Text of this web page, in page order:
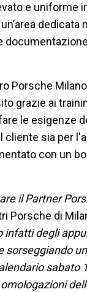
e
Porsche
grazie ai
le esigenze
cliente sia per
con un
il Partner
Porsche di
degli
sorseggiando
sabato